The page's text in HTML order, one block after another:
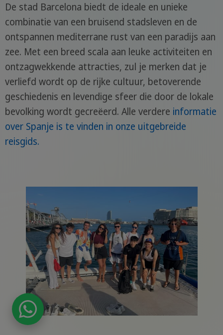
De stad Barcelona biedt de ideale en unieke
combinatie van een bruisend stadsleven en de
ontspannen mediterrane rust van een paradijs aan
zee. Met een breed scala aan leuke activiteiten en
ontzagwekkende attracties, zul je merken dat je
verliefd wordt op de rijke cultuur, betoverende
geschiedenis en levendige sfeer die door de lokale
bevolking wordt gecreëerd. Alle verdere informatie
over Spanje is te vinden in onze uitgebreide
reisgids.